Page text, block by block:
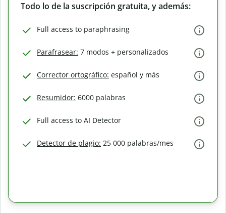
Todo lo de la suscripción gratuita, y además:
Full access to paraphrasing
Parafrasear: 7 modos + personalizados
Corrector ortográfico: español y más
Resumidor: 6000 palabras
Full access to AI Detector
Detector de plagio: 25 000 palabras/mes